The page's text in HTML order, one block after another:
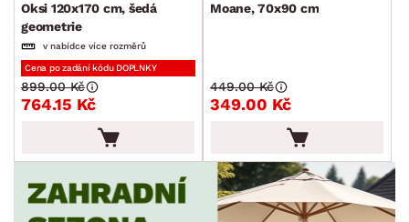
Oksi 120x170 cm, šedá
geometrie
v nabídce více rozměrů
Cena po zadání kódu DOPLNKY
764.15 Kč
899.00 Kč
Moane, 70x90 cm
349.00 Kč
449.00 Kč